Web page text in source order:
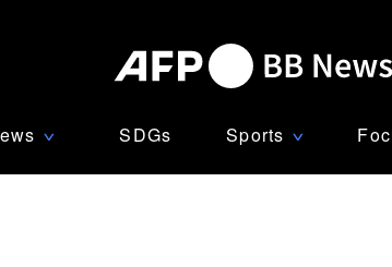
∨ SDGs Sports ∨